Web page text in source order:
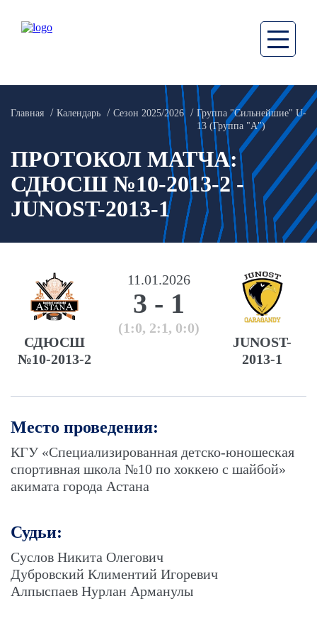
Главная Календарь Сезон 2025/2026
Группа "Сильнейшие" U-
13 (Группа "А")
ПРОТОКОЛ МАТЧА:
СДЮСШ №10-2013-2 -
JUNOST-2013-1
СДЮСШ
№10-2013-2
11.01.2026
3 - 1
(1:0, 2:1, 0:0)
JUNOST-
2013-1
Место проведения:
КГУ «Специализированная детско-юношеская
спортивная школа №10 по хоккею с шайбой»
акимата города Астана
Судьи:
Суслов Никита Олегович
Дубровский Климентий Игоревич
Алпыспаев Нурлан Арманулы